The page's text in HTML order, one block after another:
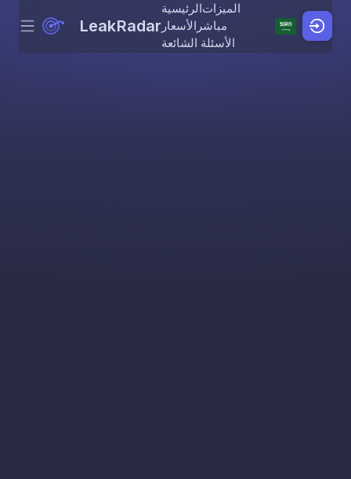
Skip to content
Menu LeakRadar
الرئيسيةالميزات
الأسعار مباشر
الأسئلة الشائعة